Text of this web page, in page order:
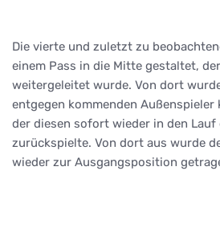
Die vierte und zuletzt zu
einem Pass in die Mitte gestaltet,
weitergeleitet wurde. Von dort
entgegen kommenden Außenspieler
der diesen sofort wieder in den Lauf
zurückspielte. Von dort aus wurde
wieder zur Ausgangsposition